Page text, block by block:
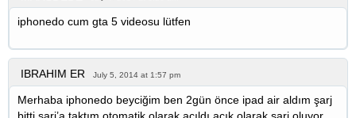
iphonedo cum gta 5 videosu lütfen
IBRAHIM ER July 5, 2014 at 1:57 pm
Merhaba iphonedo beyciğim ben 2gün önce ipad air aldım şarj